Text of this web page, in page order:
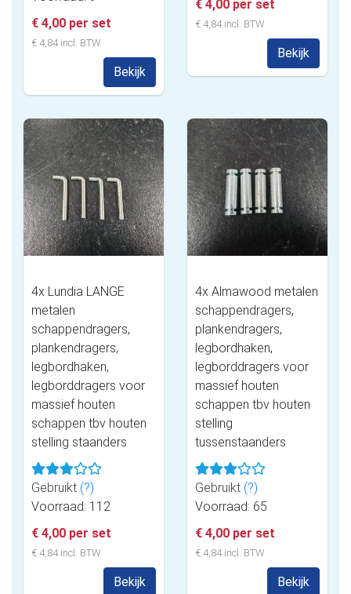
€ 4,00 per set
€ 4,84 incl. BTW
Bekijk
€ 4,00 per set
€ 4,84 incl. BTW
Bekijk
4x Lundia LANGE
metalen
schappendragers,
plankendragers,
legbordhaken,
legborddragers voor
massief houten
schappen tbv houten
stelling staanders
Gebruikt (?)
Voorraad: 112
€ 4,00 per set
€ 4,84 incl. BTW
Bekijk
4x Almawood metalen
schappendragers,
plankendragers,
legbordhaken,
legborddragers voor
massief houten
schappen tbv houten
stelling
tussenstaanders
Gebruikt (?)
Voorraad: 65
€ 4,00 per set
€ 4,84 incl. BTW
Bekijk